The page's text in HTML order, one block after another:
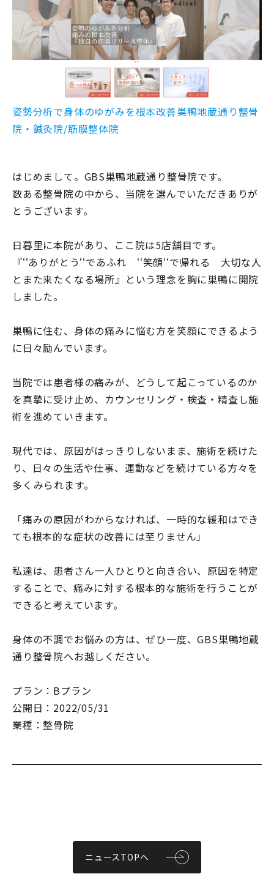
姿勢分析で身体のゆがみを根本改善巣鴨地蔵通り整骨
院・鍼灸院/筋膜整体院
はじめまして。GBS巣鴨地蔵通り整骨院です。
数ある整骨院の中から、当院を選んでいただきありが
とうございます。
日暮里に本院があり、ここ院は5店舗目です。
『‘‘ありがとう‘‘であふれ ‘‘笑顔‘‘で帰れる 大切な人
とまた来たくなる場所』という理念を胸に巣鴨に開院
しました。
巣鴨に住む、身体の痛みに悩む方を笑顔にできるよう
に日々励んでいます。
当院では患者様の痛みが、どうして起こっているのか
を真摯に受け止め、カウンセリング・検査・精査し施
術を進めていきます。
現代では、原因がはっきりしないまま、施術を続けた
り、日々の生活や仕事、運動などを続けている方々を
多くみられます。
「痛みの原因がわからなければ、一時的な緩和はでき
ても根本的な症状の改善には至りません」
私達は、患者さん一人ひとりと向き合い、原因を特定
することで、痛みに対する根本的な施術を行うことが
できると考えています。
身体の不調でお悩みの方は、ぜひ一度、GBS巣鴨地蔵
通り整骨院へお越しください。
プラン：Bプラン
公開日：2022/05/31
業種：整骨院
ニュースTOPへ